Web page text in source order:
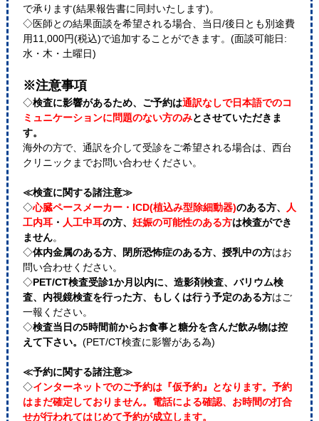
で承ります(結果報告書に同封いたします)。
◇医師との結果面談を希望される場合、当日/後日とも別途費
用11,000円(税込)で追加することができます。(面談可能日:
水・木・土曜日)
※注意事項
◇検査に影響があるため、ご予約は通訳なしで日本語でのコ
ミュニケーションに問題のない方のみとさせていただきま
す。
海外の方で、通訳を介して受診をご希望される場合は、西台
クリニックまでお問い合わせください。
≪検査に関する諸注意≫
◇心臓ペースメーカー・ICD(植込み型除細動器)のある方、
人
工内耳・ 人工中耳の方、 妊娠の可能性のある方は検査ができ
ません。
◇体内金属のある方、閉所恐怖症のある方、授乳中の方はお
問い合わせください。
◇PET/CT検査受診1か月以内に、造影剤検査、バリウム検
査、内視鏡検査を行った方、もしくは行う予定のある方はご
一報ください。
◇検査当日の5時間前からお食事と糖分を含んだ飲み物は控
えて下さい。 (PET/CT検査に影響がある為)
≪予約に関する諸注意≫
◇インターネットでのご予約は『仮予約』となります。予約
はまだ確定しておりません。電話による確認、お時間の打合
せが行われてはじめて予約が成立します。